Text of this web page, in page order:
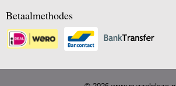
Betaalmethodes